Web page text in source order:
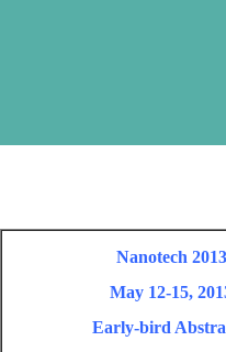
Nanotech
May 12-15,
Early-bird